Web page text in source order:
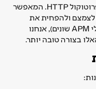
כל החיבור הזה מתבצע באמצעות פרוטוקול HTTP. המאפשר
לצמצם ולהפחית את
שליחת הבקשות האלו (באמצעות כלי APM שונים), אנחנו
בצורה טובה יותר.